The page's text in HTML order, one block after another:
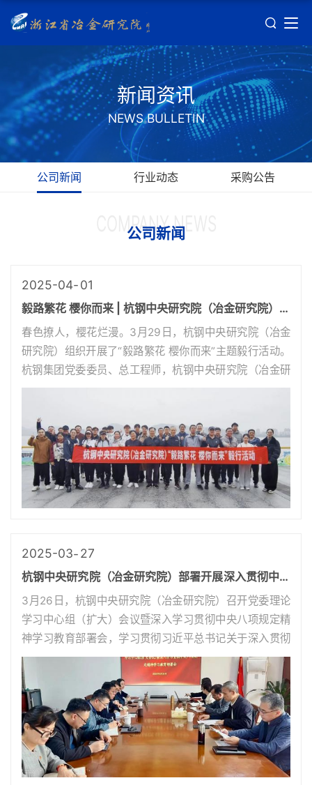
新闻资讯
NEWS BULLETIN
公司新闻 行业动态 采购公告
COMPANY NEWS
公司新闻
01
2025-04
毅路繁花 樱你而来 | 杭钢中央研究院（冶金研究院）毅
行活动
春色撩人，樱花烂漫。3月29日，杭钢中央研究院（冶金
研究院）组织开展了“毅路繁花 樱你而来”主题毅行活动。
杭钢集团党委委员、总工程师，杭钢中央研究院（冶金研
究院）党委书记、董事长胡文豪，院总经理袁阳、副总经
27
2025-03
杭钢中央研究院（冶金研究院）部署开展深入贯彻中央
八项规定精神学习教育工作
3月26日，杭钢中央研究院（冶金研究院）召开党委理论
学习中心组（扩大）会议暨深入学习贯彻中央八项规定精
神学习教育部署会，学习贯彻习近平总书记关于深入贯彻
中央八项规定精神学习教育的重要讲话和重要指示精神，
研究部署院学习教育工作。杭钢集团党委...